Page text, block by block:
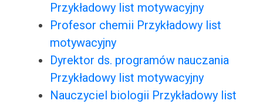
Przykładowy list motywacyjny
Profesor chemii Przykładowy list
motywacyjny
Dyrektor ds. programów nauczania
Przykładowy list motywacyjny
Nauczyciel biologii Przykładowy list